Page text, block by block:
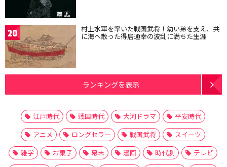
20 村上水軍を率いた戦国武将！幼い弟を支え、共
に海へ散った得居通幸の波乱に満ちた生涯
ランキングを表示
江戸時代 戦国時代 大河ドラマ
平安時代
アニメ
ロングセラー 戦国武将
スイーツ
雑学
お菓子 幕末 漫画 時代劇
テレビ